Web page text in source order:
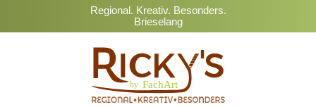
Regional. Kreativ. Besonders.
Brieselang